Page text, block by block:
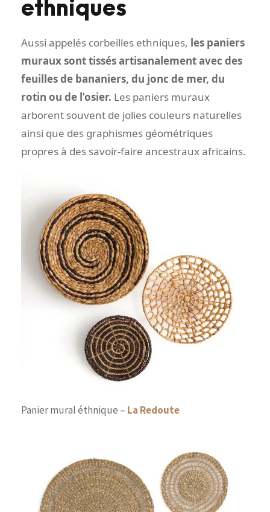
ethniques
Aussi appelés corbeilles ethniques, les paniers
muraux sont tissés artisanalement avec des
feuilles de bananiers, du jonc de mer, du
rotin ou de l’osier. Les paniers muraux
arborent souvent de jolies couleurs naturelles
ainsi que des graphismes géométriques
propres à des savoir-faire ancestraux africains.
Panier mural éthnique – La Redoute